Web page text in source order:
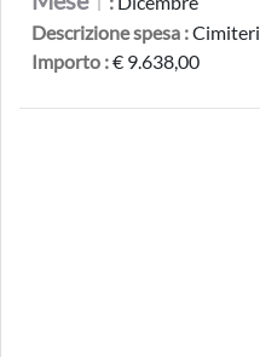
Descrizione spesa :Cimiteri
Importo :€ 9.638,00